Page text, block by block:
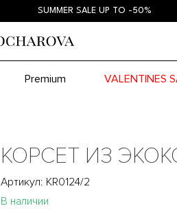
SUMMER SALE UP TO -50%
Premium VALENTINES
КОРСЕТ ИЗ
Артикул: KR0124/2
В наличии